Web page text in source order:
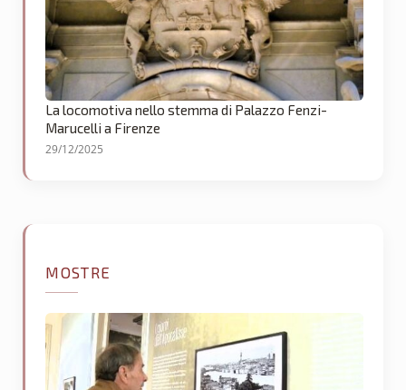
La locomotiva nello stemma di Palazzo Fenzi-
Marucelli a Firenze
29/12/2025
MOSTRE